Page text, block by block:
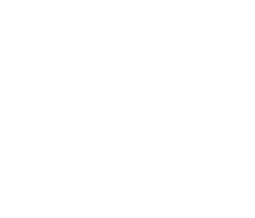
beloningen